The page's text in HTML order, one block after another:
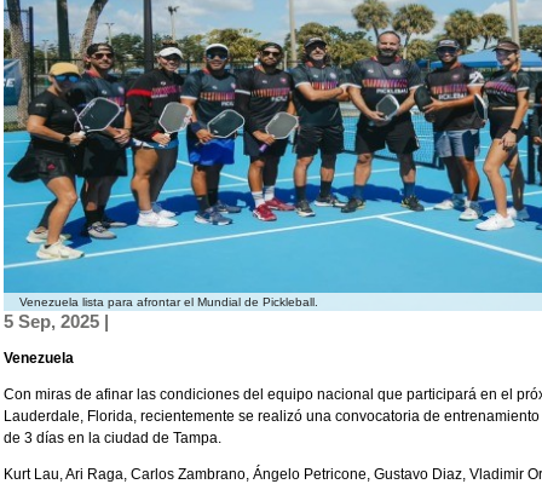
Venezuela lista para afrontar el Mundial de Pickleball.
5 Sep, 2025 |
Venezuela
Con miras de afinar las condiciones del equipo nacional que participará en el
Lauderdale, Florida, recientemente se realizó una convocatoria de
de 3 días en la ciudad de Tampa.
Kurt Lau, Ari Raga, Carlos Zambrano, Ángelo Petricone, Gustavo Diaz, Vladimir